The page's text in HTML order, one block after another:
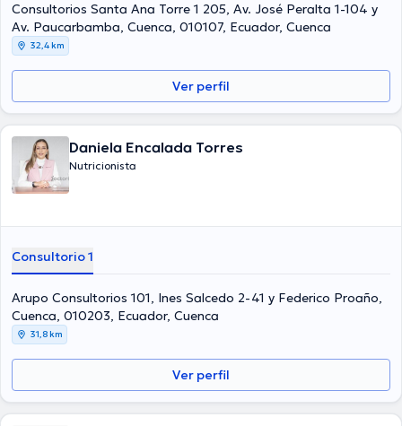
Consultorios Santa Ana Torre 1 205, Av. José Peralta 1-104 y
Av. Paucarbamba, Cuenca, 010107, Ecuador, Cuenca
32,4 km
Ver perfil
Daniela Encalada Torres
Nutricionista
Consultorio 1
Arupo Consultorios 101, Ines Salcedo 2-41 y Federico Proaño,
Cuenca, 010203, Ecuador, Cuenca
31,8 km
Ver perfil